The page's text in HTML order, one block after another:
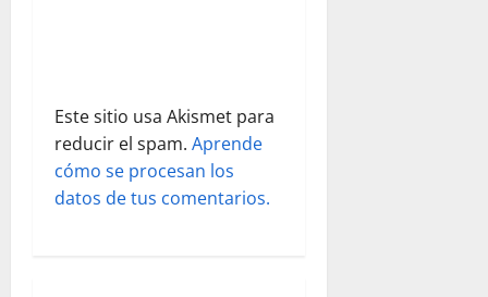
a
s
Este sitio usa Akismet para
reducir el spam. Aprende
cómo se procesan los
datos de tus comentarios.